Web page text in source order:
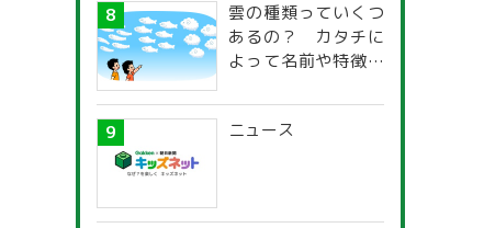
雲の種類っていくつ
あるの？ カタチに
よって名前や特徴が
ニュース